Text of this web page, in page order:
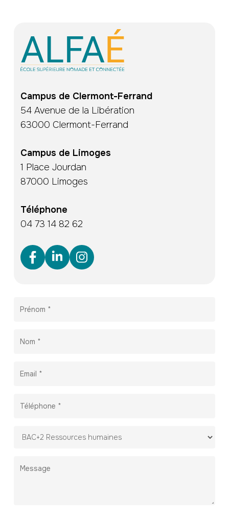
Campus de Clermont-Ferrand
54 Avenue de la Libération
63000 Clermont-Ferrand
Campus de Limoges
1 Place Jourdan
87000 Limoges
Téléphone
04 73 14 82 62